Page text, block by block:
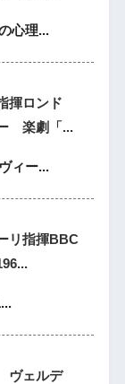
心理...
揮ロンド
楽劇「...
ィー...
リ指揮BBC
ヴェルデ